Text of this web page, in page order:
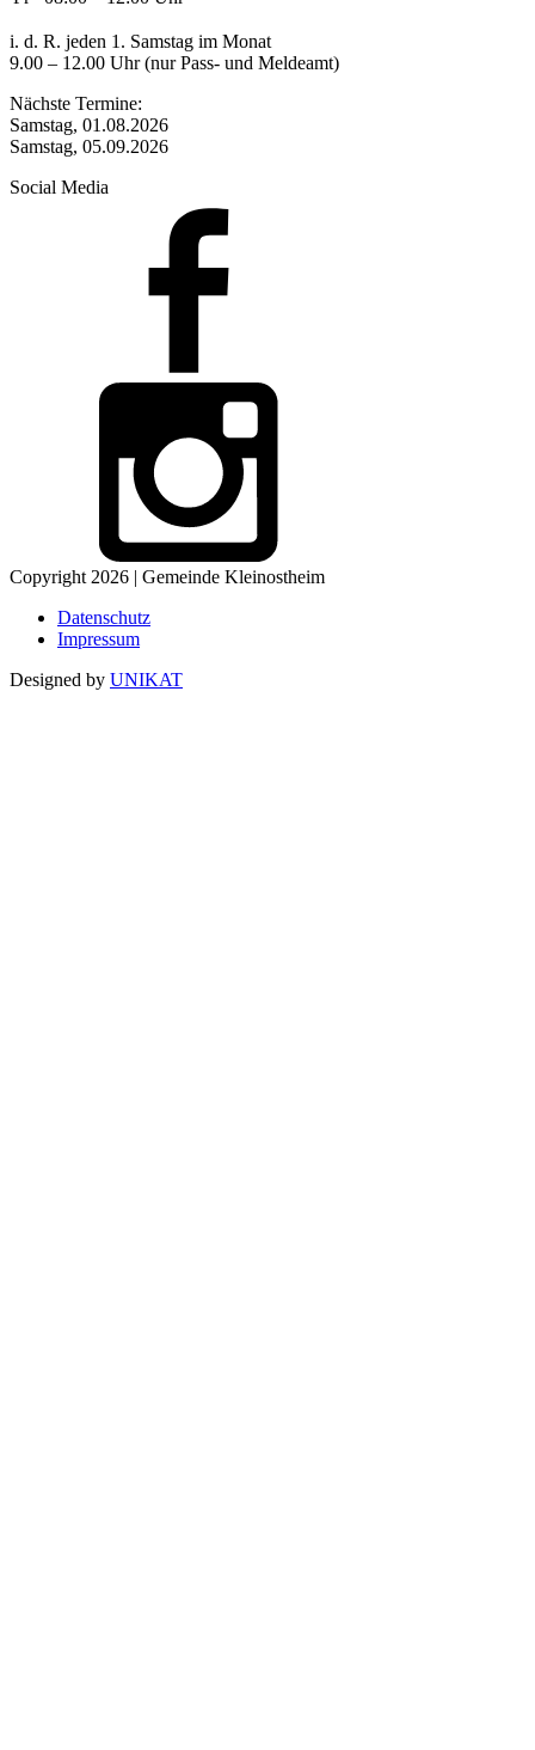
i. d. R. jeden 1. Samstag im Monat
9.00 – 12.00 Uhr (nur Pass- und Meldeamt)
Nächste Termine:
Samstag, 01.08.2026
Samstag, 05.09.2026
Social Media
Copyright 2026 | Gemeinde Kleinostheim
Datenschutz
Impressum
Designed by UNIKAT